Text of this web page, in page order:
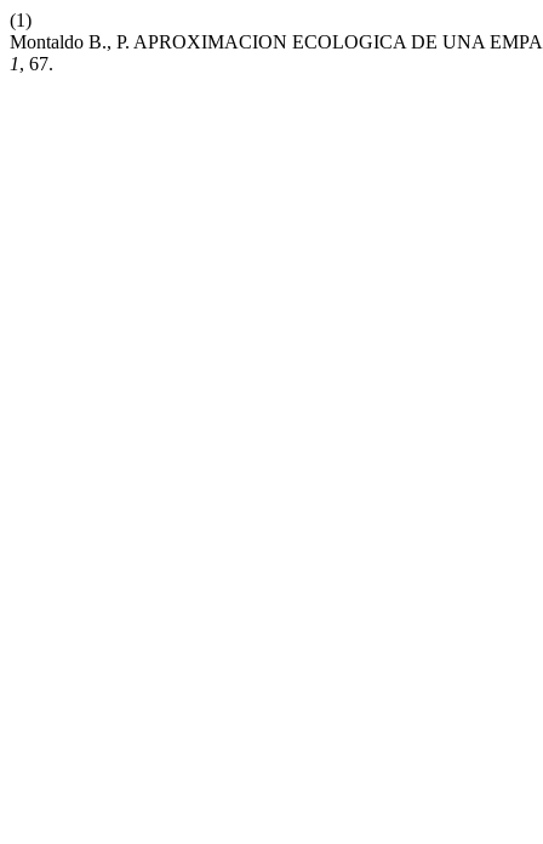
(1)
Montaldo B., P. APROXIMACION ECOLOGICA DE UNA
1, 67.